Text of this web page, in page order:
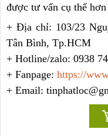
được tư vấn cụ thể hơn
+ Địa chỉ: 103/23
Tân Bình, Tp.HCM
+ Hotline/zalo: 0938
+ Fanpage: https://
+ Email: